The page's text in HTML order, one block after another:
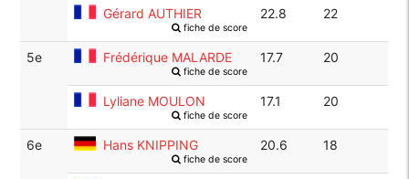
Gérard AUTHIER
fiche de score
22.8 22
5e Frédérique MALARDE
fiche de score
17.7 20
Lyliane MOULON
fiche de score
17.1 20
6e Hans KNIPPING
fiche de score
20.6 18